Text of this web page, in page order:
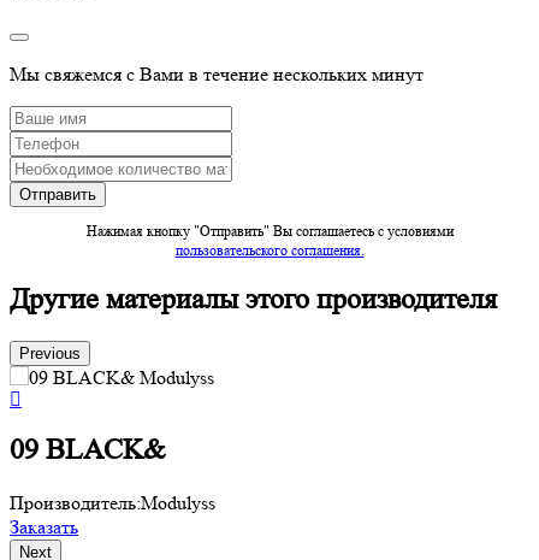
Мы свяжемся с Вами в течение нескольких минут
Нажимая кнопку "Отправить" Вы соглашаетесь c условиями
пользовательского соглашения.
Другие материалы этого производителя
Previous
09 BLACK&
Производитель:Modulyss
Заказать
Next